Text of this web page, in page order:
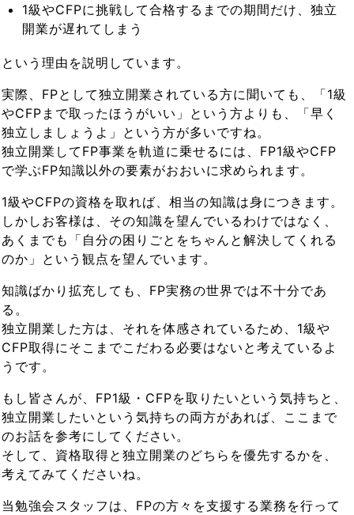
1級やCFPに挑戦して合格するまでの期間だけ、独立
開業が遅れてしまう
という理由を説明しています。
実際、FPとして独立開業されている方に聞いても、「1級
やCFPまで取ったほうがいい」という方よりも、「早く
独立しましょうよ」という方が多いですね。
独立開業してFP事業を軌道に乗せるには、FP1級やCFP
で学ぶFP知識以外の要素がおおいに求められます。
1級やCFPの資格を取れば、相当の知識は身につきます。
しかしお客様は、その知識を望んでいるわけではなく、
あくまでも「自分の困りごとをちゃんと解決してくれる
のか」という観点を望んでいます。
知識ばかり拡充しても、FP実務の世界では不十分であ
る。
独立開業した方は、それを体感されているため、1級や
CFP取得にそこまでこだわる必要はないと考えているよ
うです。
もし皆さんが、FP1級・CFPを取りたいという気持ちと、
独立開業したいという気持ちの両方があれば、ここまで
のお話を参考にしてください。
そして、資格取得と独立開業のどちらを優先するかを、
考えてみてくださいね。
当勉強会スタッフは、FPの方々を支援する業務を行って